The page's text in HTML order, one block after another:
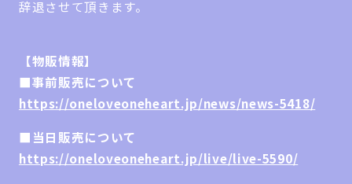
辞退させて頂きます。
【物販情報】
■事前販売について
https://oneloveoneheart.jp/news/news-5418/
■当日販売について
https://oneloveoneheart.jp/live/live-5590/